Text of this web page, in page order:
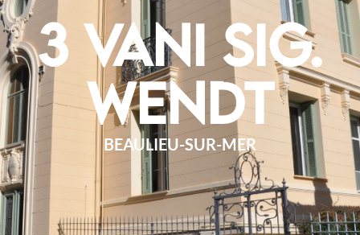
3 vani Sig.
Wendt
BEAULIEU-SUR-MER